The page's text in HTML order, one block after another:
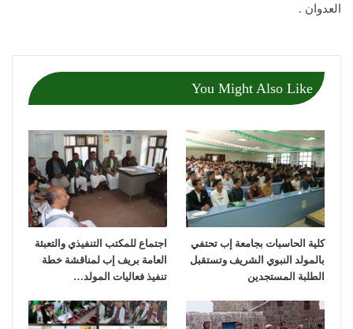
العدوان .
You Might Also Like
كلية الحاسبات بجامعة إب تحتفي
بالمولد النبوي الشريف وتستقبل
الطلبة المستجدين
اجتماع للمكتب التنفيذي والتعبئة
العامة بريف إب لمناقشة خطة
تنفيذ فعاليات المولد…